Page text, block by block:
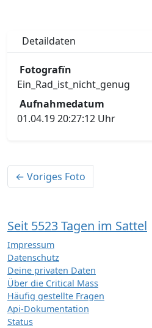
Detaildaten
Fotografïn
Ein_Rad_ist_nicht_genug
Aufnahmedatum
01.04.19 20:27:12 Uhr
← Voriges Foto
Seit 5523 Tagen im Sattel
Impressum
Datenschutz
Deine privaten Daten
Über die Critical Mass
Häufig gestellte Fragen
Api-Dokumentation
Status